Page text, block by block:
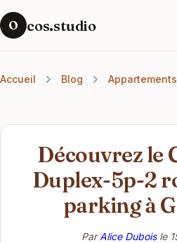
O cos.studio
Accueil Blog Appartements
Découvrez le
Duplex-5p-2
parking à
ParAlice Duboisle